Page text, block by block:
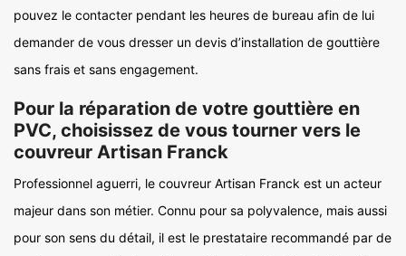
pouvez le contacter pendant les heures de bureau afin de lui
demander de vous dresser un devis d’installation de gouttière
sans frais et sans engagement.
Pour la réparation de votre gouttière en
PVC, choisissez de vous tourner vers le
couvreur Artisan Franck
Professionnel aguerri, le couvreur Artisan Franck est un acteur
majeur dans son métier. Connu pour sa polyvalence, mais aussi
pour son sens du détail, il est le prestataire recommandé par de